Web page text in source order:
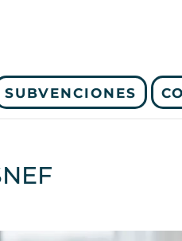
SUBVENCIONES